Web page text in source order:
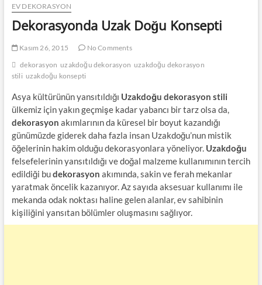
EV DEKORASYON
Dekorasyonda Uzak Doğu Konsepti
Kasım 26, 2015
No Comments
dekorasyon uzakdoğu dekorasyon uzakdoğu dekorasyon
stili uzakdoğu konsepti
Asya kültürünün yansıtıldığı Uzakdoğu dekorasyon stili
ülkemiz için yakın geçmişe kadar yabancı bir tarz olsa da,
dekorasyon akımlarının da küresel bir boyut kazandığı
günümüzde giderek daha fazla insan Uzakdoğu’nun mistik
öğelerinin hakim olduğu dekorasyonlara yöneliyor. Uzakdoğu
felsefelerinin yansıtıldığı ve doğal malzeme kullanımının tercih
edildiği budekorasyon akımında, sakin ve ferah mekanlar
yaratmak öncelik kazanıyor. Az sayıda aksesuar kullanımı ile
mekanda odak noktası haline gelen alanlar, ev sahibinin
kişiliğini yansıtan bölümler oluşmasını sağlıyor.